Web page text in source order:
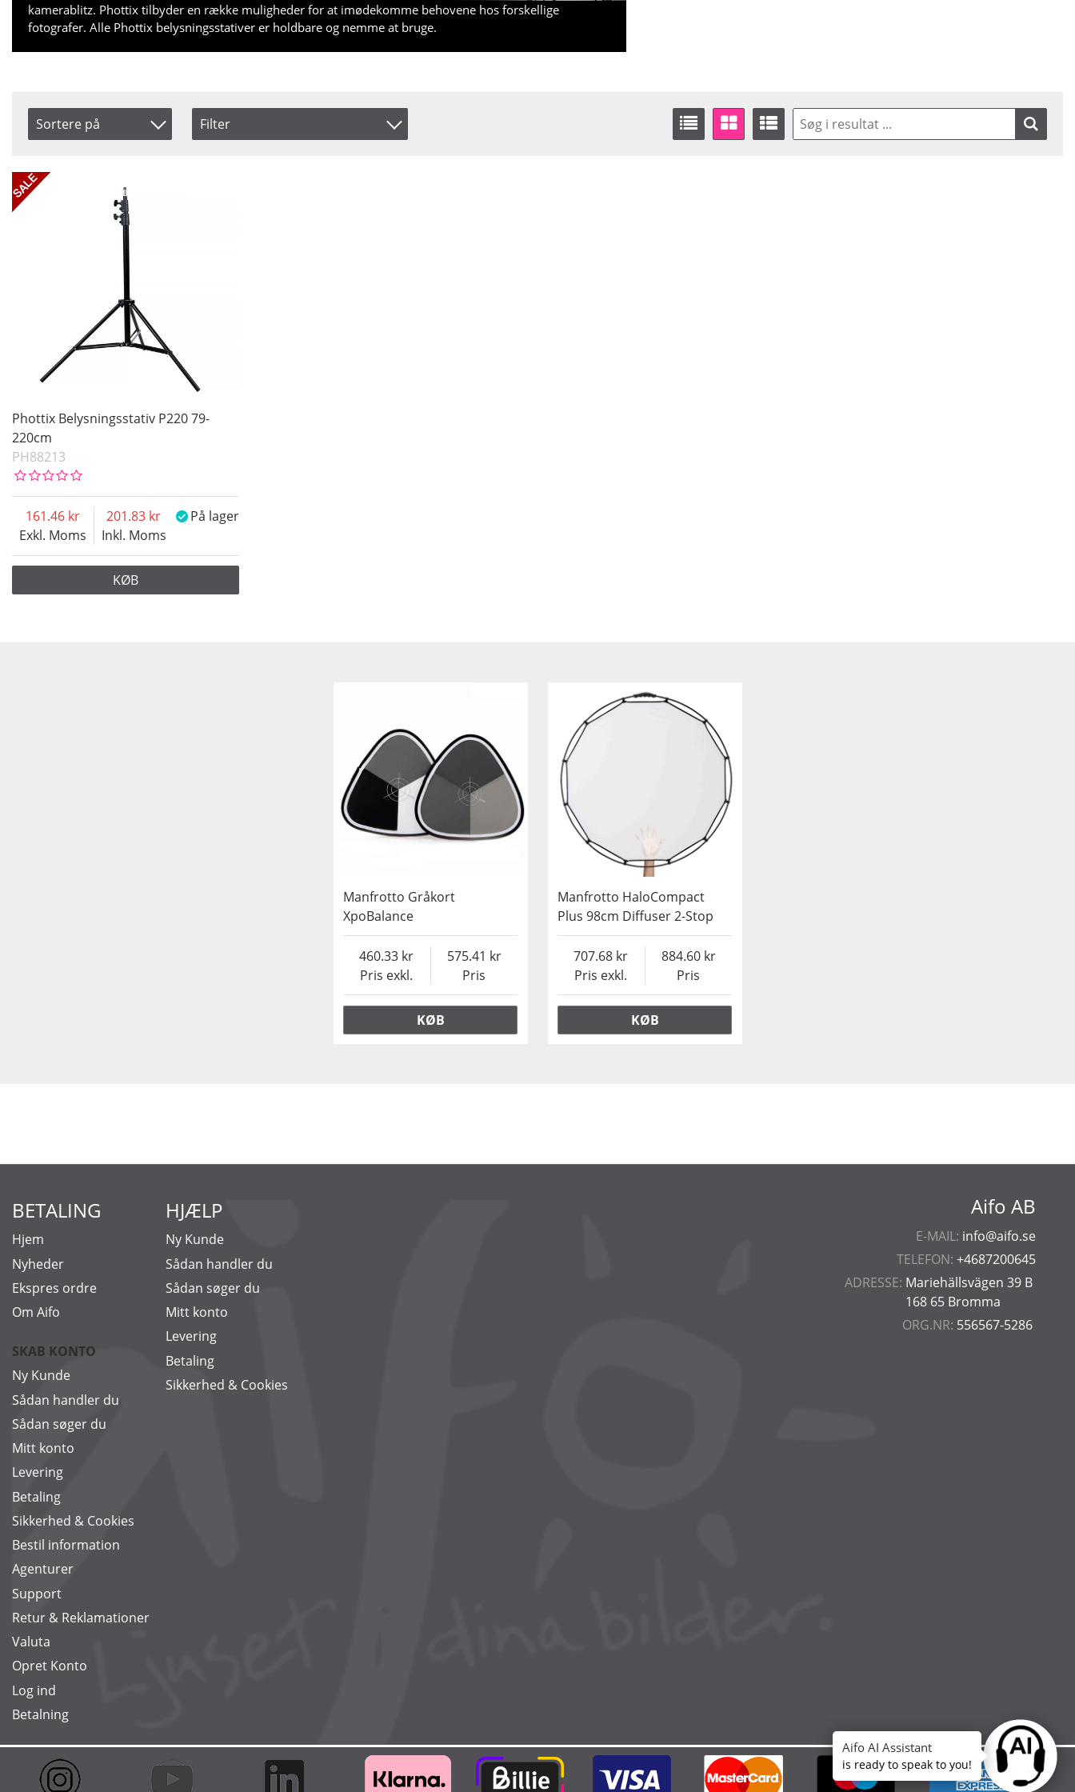
kamerablitz. Phottix tilbyder en række muligheder for at imødekomme behovene hos forskellige
fotografer. Alle Phottix belysningsstativer er holdbare og nemme at bruge.
Sortere på
Navn
Filter
Phottix Belysningsstativ P220 79-
220cm
PH88213
Exkl. Moms
161.46
Inkl. Moms
201.83 På lager
KØB
Manfrotto Gråkort
XpoBalance
Pris exkl.
460.33
Pris
575.41
KØB
Manfrotto HaloCompact
Plus 98cm Diffuser 2-Stop
Pris exkl.
707.68
Pris
884.60
KØB
Aifo AB
E-MAIL: info@aifo.se
TELEFON: +4687200645
ADRESSE: Mariehällsvägen 39 B
168 65 Bromma
ORG.NR: 556567-5286
BETALING
Hjem
Nyheder
Ekspres ordre
Om Aifo
SKAB KONTO
Ny Kunde
Sådan handler du
Sådan søger du
Mitt konto
Levering
Betaling
Sikkerhed & Cookies
Bestil information
Agenturer
Support
Retur & Reklamationer
Valuta
Opret Konto
Log ind
Betalning
HJÆLP
Ny Kunde
Sådan handler du
Sådan søger du
Mitt konto
Levering
Betaling
Sikkerhed & Cookies
Ask
Aifo AI Assistant
is ready to speak to you!